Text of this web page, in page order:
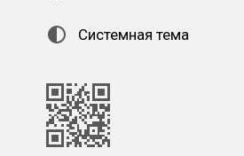
Системная тема